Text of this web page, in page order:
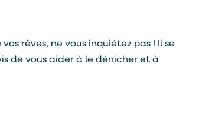
rêves, ne vous inquiétez pas ! Il se
de vous aider à le dénicher et à